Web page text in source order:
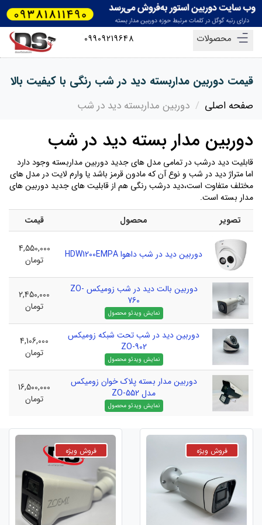
محصولات 09909219648
قیمت دوربین مداربسته دید در شب رنگی با کیفیت بالا
صفحه اصلی دوربین مداربسته دید در شب
دوربین مدار بسته دید در شب
قابلیت دید درشب در تمامی مدل های جدید دوربین مداربسته وجود دارد
اما متراژ دید در شب و نوع آن که مادون قرمز باشد یا وارم لایت در مدل های
مختلف متفاوت است،دید درشب رنگی هم از قابلیت های جدید دوربین های
مدار بسته است.
تصویر
محصول قیمت
دوربین دید در شب داهوا HDW1200EMPA
4,550,000
تومان
دوربین بالت دید در شب زومیکس ZO-
760
2,450,000
تومان
دوربین دید در شب تحت شبکه زومیکس
ZO-902
4,106,000
تومان
دوربین مدار بسته پلاک خوان زومیکس
مدل ZO-552
16,500,000
تومان